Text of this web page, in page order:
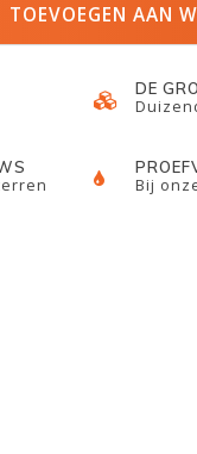
TOEVOEGEN AAN
DE
Bij